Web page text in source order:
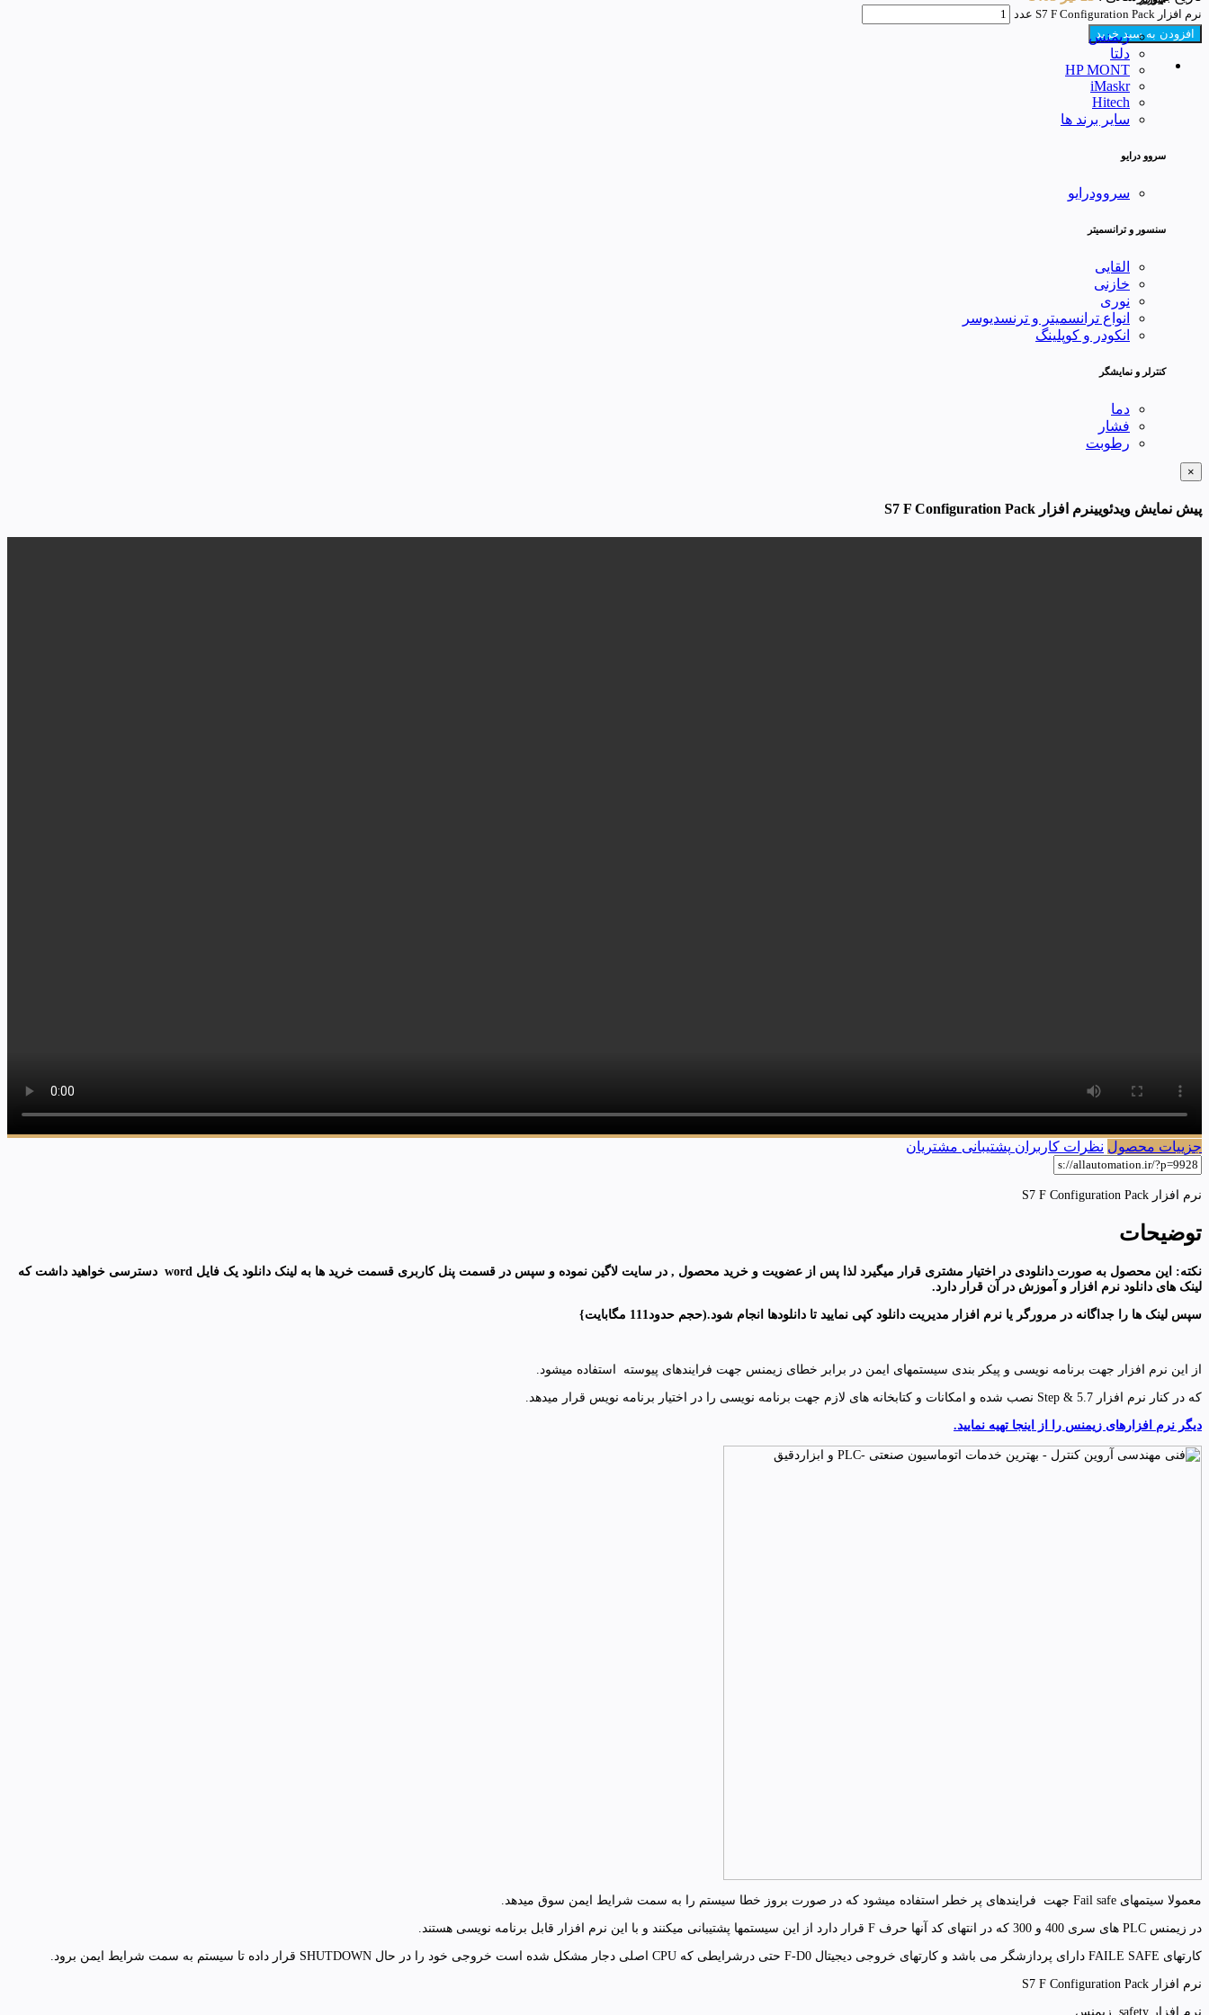
زیمنس
دلتا
HP MONT
iMaskr
Hitech
سایر برند ها
سروو درایو
سروودرایو
سنسور و ترانسمیتر
القایی
خازنی
نوری
انواع ترانسمیتر و ترنسدیوسر
انکودر و کوپلینگ
کنترلر و نمایشگر
دما
فشار
رطوبت
نرم افزار S7 F Configuration Pack عدد
افزودن به سبد خرید
×
پیش نمایش ویدئویینرم افزار S7 F Configuration Pack
جزییات محصول نظرات کاربران پشتیبانی مشتریان
نرم افزار S7 F Configuration Pack
توضیحات
نکته: این محصول به صورت دانلودی در اختیار مشتری قرار میگیرد لذا پس از عضویت و خرید محصول , در سایت لاگین نموده و سپس در قسمت پنل کاربری قسمت خرید ها به لینک دانلود یک فایل word دسترسی خواهید داشت که
لینک های دانلود نرم افزار و آموزش در آن قرار دارد.
سپس لینک ها را جداگانه در مرورگر یا نرم افزار مدیریت دانلود کپی نمایید تا دانلودها انجام شود.(حجم حدود111 مگابایت }
از این نرم افزار جهت برنامه نویسی و پیکر بندی سیستمهای ایمن در برابر خطای زیمنس جهت فرایندهای پیوسته استفاده میشود.
که در کنار نرم افزار Step & 5.7 نصب شده و امکانات و کتابخانه های لازم جهت برنامه نویسی را در اختیار برنامه نویس قرار میدهد.
دیگر نرم افزارهای زیمنس را از اینجا تهیه نمایید.
معمولا سیتمهای Fail safe جهت فرایندهای پر خطر استفاده میشود که در صورت بروز خطا سیستم را به سمت شرایط ایمن سوق میدهد.
در زیمنس PLC های سری 400 و 300 که در انتهای کد آنها حرف F قرار دارد از این سیستمها پشتیبانی میکنند و با این نرم افزار قابل برنامه نویسی هستند.
کارتهای FAILE SAFE دارای پردازشگر می باشد و کارتهای خروجی دیجیتال F-D0 حتی درشرایطی که CPU اصلی دجار مشکل شده است خروجی خود را در حال SHUTDOWN قرار داده تا سیستم به سمت شرایط ایمن برود.
نرم افزار S7 F Configuration Pack
نرم افزار safety زیمنس